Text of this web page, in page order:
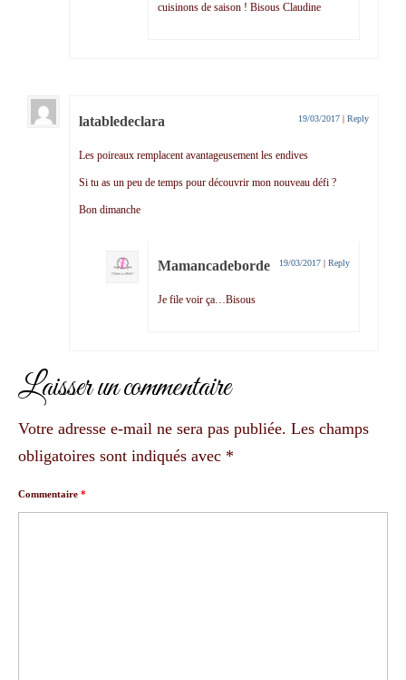
cuisinons de saison ! Bisous Claudine
latabledeclara 19/03/2017 Reply
Les poireaux remplacent avantageusement les endives
Si tu as un peu de temps pour découvrir mon nouveau défi ?
Bon dimanche
Mamancadeborde 19/03/2017 Reply
Je file voir ça…Bisous
Laisser un commentaire
Votre adresse e-mail ne sera pas publiée. Les champs
obligatoires sont indiqués avec *
Commentaire *